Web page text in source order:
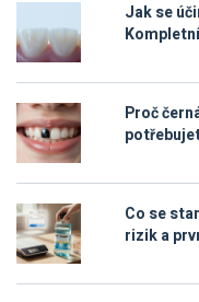
Jak se
Proč
Co se
rizik a